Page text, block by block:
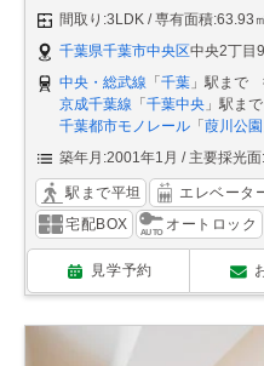
間取り:3LDK
専有面積:63.93
千葉県千葉市中央区中央2丁目
中央・総武線 「 千葉 」駅まで
京成千葉線 「 千葉中央 」駅ま
千葉都市モノレール 「 葭川公園
築年月:2001年1月
主要採光
駅まで平坦 エレベータ
宅配BOX
オートロック
見学予約